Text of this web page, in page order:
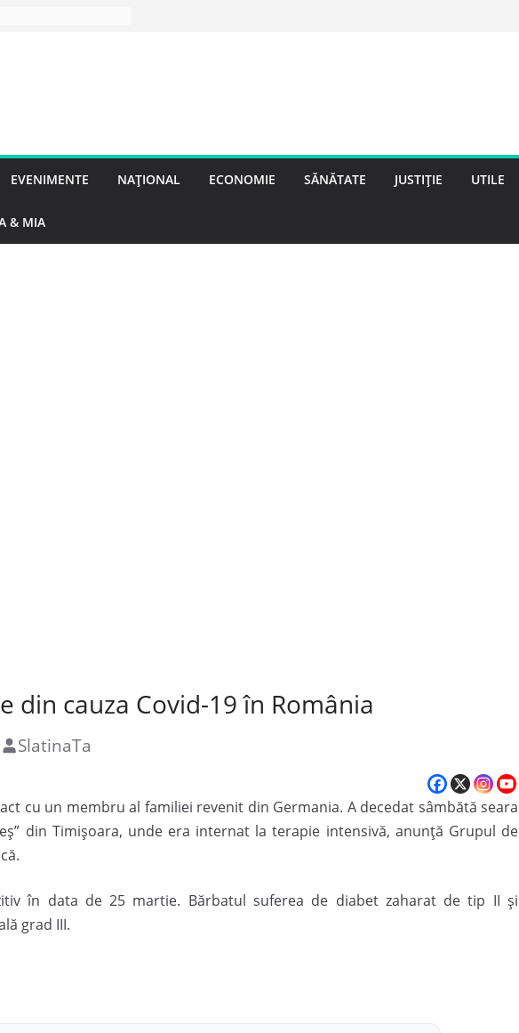
EVENIMENTE NAȚIONAL ECONOMIE SĂNĂTATE JUSTIȚIE UTILE
& MIA
din cauza Covid-19 în România
SlatinaTa
cu un membru al familiei revenit din Germania. A decedat sâmbătă seara
din Timișoara, unde era internat la terapie intensivă, anunță Grupul de
în data de 25 martie. Bărbatul suferea de diabet zaharat de tip II și
grad III.